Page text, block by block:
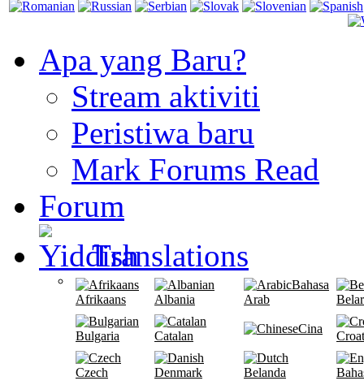
Apa yang Baru?
Stream aktiviti
Peristiwa baru
Mark Forums Read
Forum
Translations
Afrikaans Albania
Bahasa
Arab
Bulgaria Catalan
Cina
Czech Denmark Belanda